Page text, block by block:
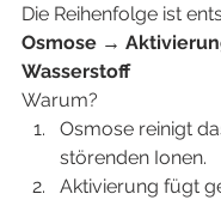
Die Reihenfolge ist
Osmose →
Wasserstoff
Warum?
Osmose reinigt
störenden Ionen.
Aktivierung fügt